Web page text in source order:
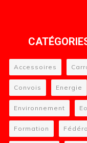
Accessoires
Convois Energie
Environnement
Formation